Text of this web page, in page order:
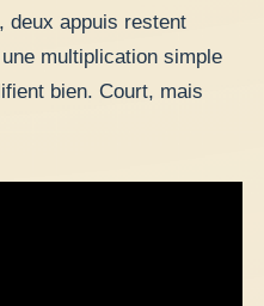
deux appuis restent
multiplication simple
bien. Court, mais